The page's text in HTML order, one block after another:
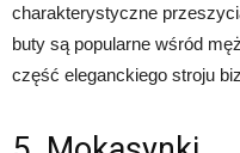
charakterystyczne
buty są popularne wśród
część eleganckiego stroju